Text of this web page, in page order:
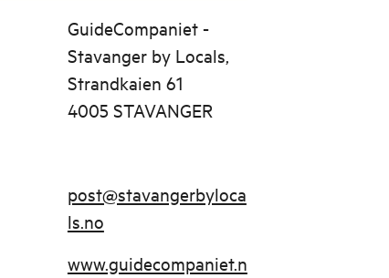
GuideCompaniet -
Stavanger by Locals,
Strandkaien 61
4005 STAVANGER
post@stavangerbyloca
ls.no
www.guidecompaniet.n